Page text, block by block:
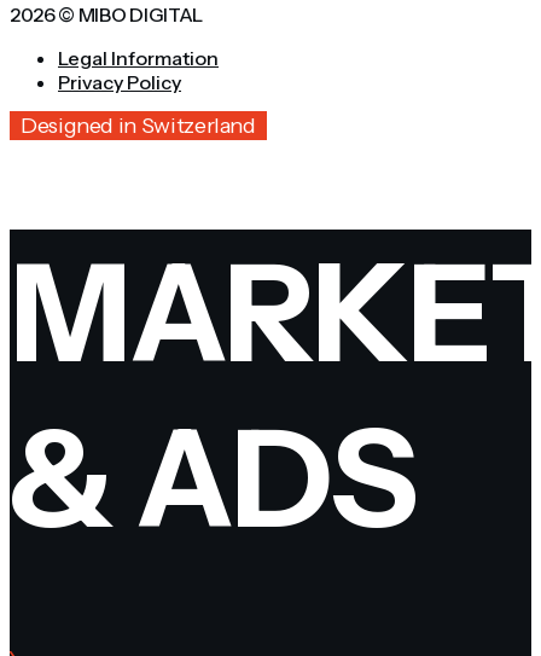
2026 © MIBO DIGITAL
Legal Information
Privacy Policy
Designed in Switzerland
& ADS